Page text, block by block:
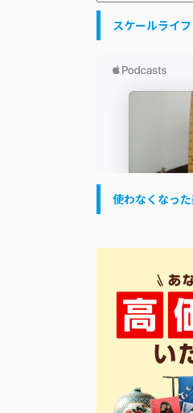
スケールライフ
使わなくなっ